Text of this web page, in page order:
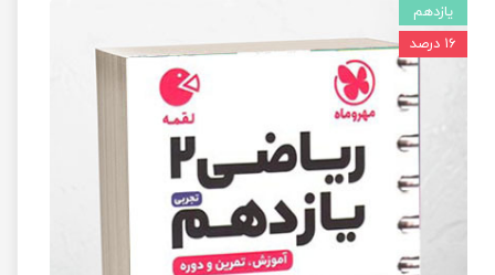
یازدهم
۱۶ درصد